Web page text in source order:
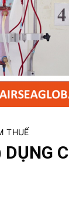
THUẾ